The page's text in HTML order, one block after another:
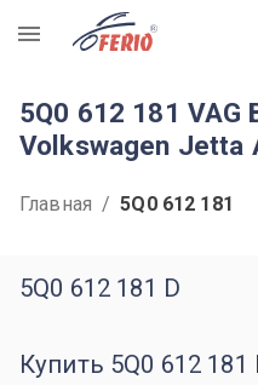
R
5Q0 612 181 VAG
Volkswagen Jetta
Главная / 5Q0 612 181
5Q0 612 181 D
Купить 5Q0 612 181